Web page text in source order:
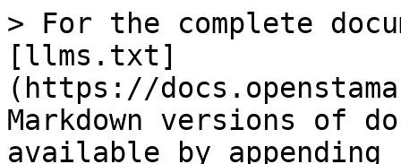
> For the complete
[llms.txt]
(https://
Markdown versions of
available by